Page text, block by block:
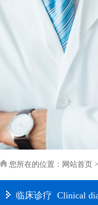
您所在的位置： 网站首页 >
临床诊疗 Clinical